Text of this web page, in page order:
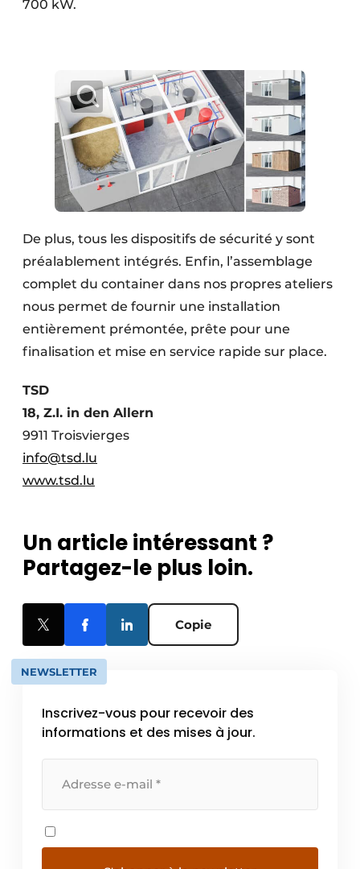
700 kW.
De plus, tous les dispositifs de sécurité y sont
préalablement intégrés. Enfin, l’assemblage
complet du container dans nos propres ateliers
nous permet de fournir une installation
entièrement prémontée, prête pour une
finalisation et mise en service rapide sur place.
TSD
18, Z.I. in den Allern
9911 Troisvierges
info@tsd.lu
www.tsd.lu
Un article intéressant ?
Partagez-le plus loin.
Copie
NEWSLETTER
Inscrivez-vous pour recevoir des
informations et des mises à jour.